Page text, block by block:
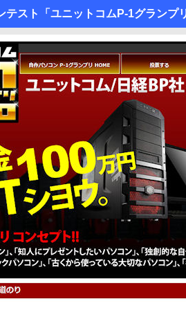
テスト「ユニットコムP-1グランプ